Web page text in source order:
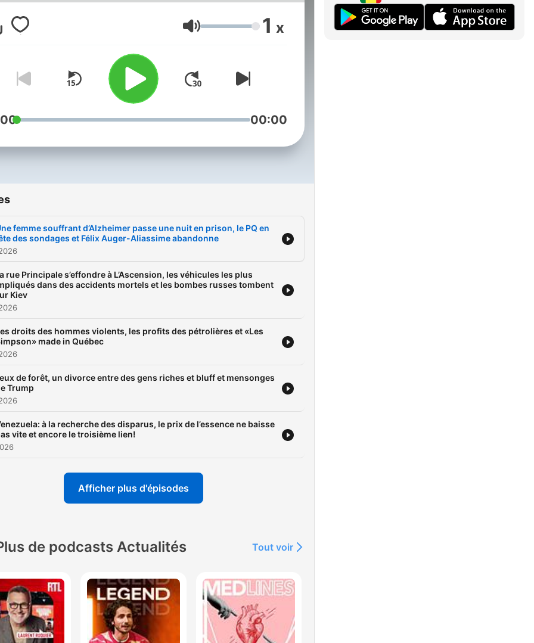
Volume 1 x
00:00
femme souffrant d’Alzheimer passe une nuit en prison, le PQ en
des sondages et Félix Auger-Aliassime abandonne
rue Principale s’effondre à L’Ascension, les véhicules les plus
dans des accidents mortels et les bombes russes tombent
Kiev
droits des hommes violents, les profits des pétrolières et «Les
made in Québec
de forêt, un divorce entre des gens riches et bluff et mensonges
Trump
à la recherche des disparus, le prix de l’essence ne baisse
vite et encore le troisième lien!
Afficher plus d'épisodes
de podcasts Actualités Tout voir